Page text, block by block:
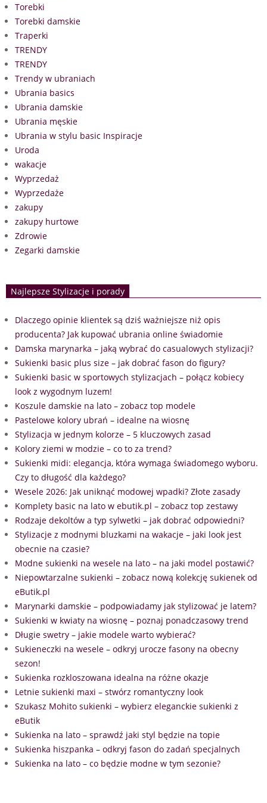
Torebki
Torebki damskie
Traperki
TRENDY
TRENDY
Trendy w ubraniach
Ubrania basics
Ubrania damskie
Ubrania męskie
Ubrania w stylu basic Inspiracje
Uroda
wakacje
Wyprzedaż
Wyprzedaże
zakupy
zakupy hurtowe
Zdrowie
Zegarki damskie
Najlepsze Stylizacje i porady
Dlaczego opinie klientek są dziś ważniejsze niż opis
producenta? Jak kupować ubrania online świadomie
Damska marynarka – jaką wybrać do casualowych stylizacji?
Sukienki basic plus size – jak dobrać fason do figury?
Sukienki basic w sportowych stylizacjach – połącz kobiecy
look z wygodnym luzem!
Koszule damskie na lato – zobacz top modele
Pastelowe kolory ubrań – idealne na wiosnę
Stylizacja w jednym kolorze – 5 kluczowych zasad
Kolory ziemi w modzie – co to za trend?
Sukienki midi: elegancja, która wymaga świadomego wyboru.
Czy to długość dla każdego?
Wesele 2026: Jak uniknąć modowej wpadki? Złote zasady
Komplety basic na lato w ebutik.pl – zobacz top zestawy
Rodzaje dekoltów a typ sylwetki – jak dobrać odpowiedni?
Stylizacje z modnymi bluzkami na wakacje – jaki look jest
obecnie na czasie?
Modne sukienki na wesele na lato – na jaki model postawić?
Niepowtarzalne sukienki – zobacz nową kolekcję sukienek od
eButik.pl
Marynarki damskie – podpowiadamy jak stylizować je latem?
Sukienki w kwiaty na wiosnę – poznaj ponadczasowy trend
Długie swetry – jakie modele warto wybierać?
Sukieneczki na wesele – odkryj urocze fasony na obecny
sezon!
Sukienka rozkloszowana idealna na różne okazje
Letnie sukienki maxi – stwórz romantyczny look
Szukasz Mohito sukienki – wybierz eleganckie sukienki z
eButik
Sukienka na lato – sprawdź jaki styl będzie na topie
Sukienka hiszpanka – odkryj fason do zadań specjalnych
Sukienka na lato – co będzie modne w tym sezonie?